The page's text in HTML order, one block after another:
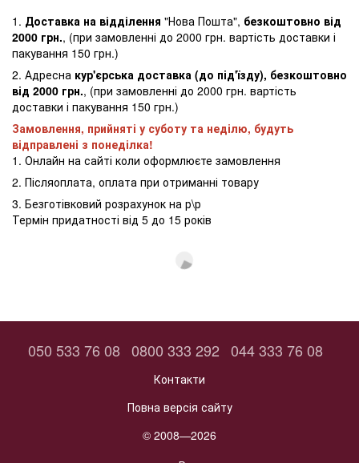
1. Доставка на відділення "Нова Пошта", безкоштовно від
2000 грн., (при замовленні до 2000 грн. вартість доставки і
пакування 150 грн.)
2. Адресна кур'єрська доставка (до під'їзду), безкоштовно
від 2000 грн., (при замовленні до 2000 грн. вартість
доставки і пакування 150 грн.)
Замовлення, прийняті у суботу та неділю, будуть
відправлені з понеділка!
1. Онлайн на сайті коли оформлюєте замовлення
2. Післяоплата, оплата при отриманні товару
3. Безготівковий розрахунок на р\р
Термін придатності від 5 до 15 років
050 533 76 08 0800 333 292 044 333 76 08
Контакти
Повна версія сайту
© 2008—2026